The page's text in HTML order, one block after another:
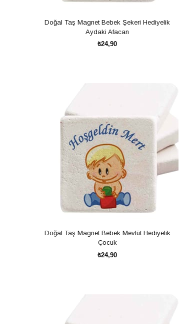
Doğal Taş Magnet Bebek Şekeri Hediyelik
Aydaki Afacan
₺24,90
Doğal Taş Magnet Bebek Mevlüt Hediyelik
Çocuk
₺24,90